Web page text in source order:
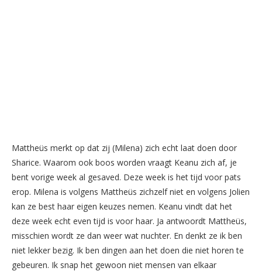
Mattheüs merkt op dat zij (Milena) zich echt laat doen door
Sharice. Waarom ook boos worden vraagt Keanu zich af, je
bent vorige week al gesaved. Deze week is het tijd voor pats
erop. Milena is volgens Mattheüs zichzelf niet en volgens Jolien
kan ze best haar eigen keuzes nemen. Keanu vindt dat het
deze week echt even tijd is voor haar. Ja antwoordt Mattheüs,
misschien wordt ze dan weer wat nuchter. En denkt ze ik ben
niet lekker bezig. Ik ben dingen aan het doen die niet horen te
gebeuren. Ik snap het gewoon niet mensen van elkaar